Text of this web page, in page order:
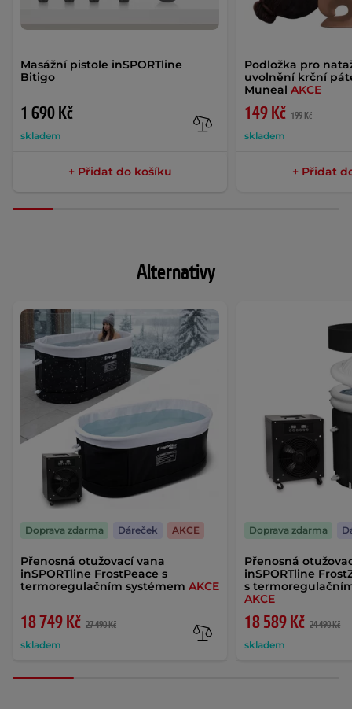
Masážní pistole inSPORTline
Bitigo
1 690 Kč
skladem
+ Přidat do košíku
Podložka pro
uvolnění krční
MunealAKCE
149 Kč 199 Kč
skladem
+ Přidat
Alternativy
Přenosná otužovací vana
inSPORTline FrostPeace s
termoregulačním systémem AKCE
18 749 Kč 27 490 Kč
skladem
Doprava zdarma Dáreček AKCE
Přenosná
inSPORTline
s
AKCE
18 589 Kč 24 490 Kč
skladem
Doprava zdarma